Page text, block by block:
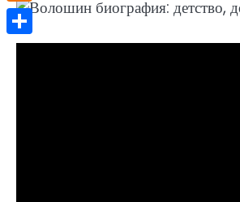
Odnoklassniki
Отправить